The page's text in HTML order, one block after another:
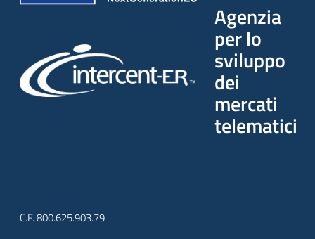
Agenzia
per lo
sviluppo
dei
mercati
telematici
C.F. 800.625.903.79